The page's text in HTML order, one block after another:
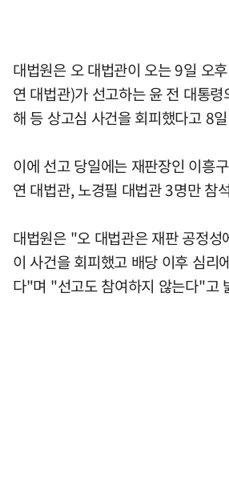
대법원은 오 대법관이 오는 9일 오
연 대법관)가 선고하는 윤 전 대통
해 등 상고심 사건을 회피했다고 8
이에 선고 당일에는 재판장인 이흥
연 대법관, 노경필 대법관 3명만 참
대법원은 "오 대법관은 재판 공정성
이 사건을 회피했고 배당 이후 심리
다"며 "선고도 참여하지 않는다"고